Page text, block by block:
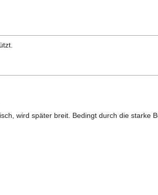
wird später breit. Bedingt durch die starke